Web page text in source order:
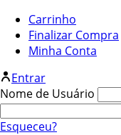
Carrinho
Finalizar Compra
Minha Conta
Entrar
Nome de Usuário
Esqueceu?